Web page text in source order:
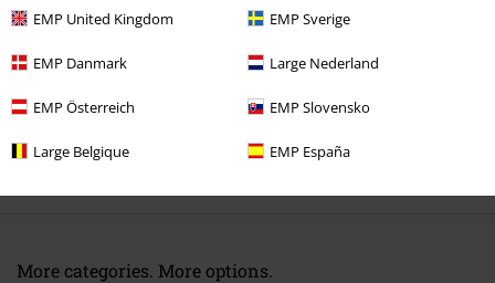
EMP United Kingdom EMP Sverige
EMP Danmark Large Nederland
EMP Österreich EMP Slovensko
Large Belgique EMP España
More categories. More options.